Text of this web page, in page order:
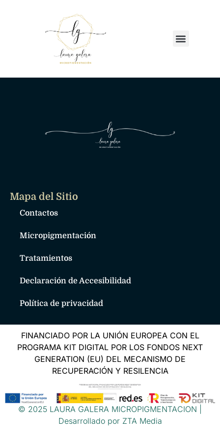
Mapa del Sitio
Contactos
Micropigmentación
Tratamientos
Declaración de Accesibilidad
Política de privacidad
FINANCIADO POR LA UNIÓN EUROPEA CON EL
PROGRAMA KIT DIGITAL POR LOS FONDOS NEXT
GENERATION (EU) DEL MECANISMO DE
RECUPERACIÓN Y RESILENCIA
© 2025 LAURA GALERA MICROPIGMENTACION |
Desarrollado por ZTA Media